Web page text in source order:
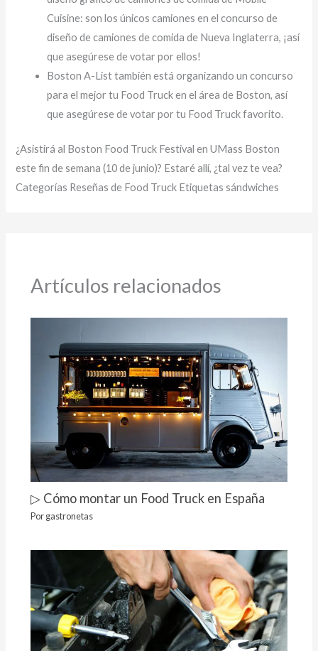
Cuisine: son los únicos camiones en el concurso de
diseño de camiones de comida de Nueva Inglaterra, ¡así
que asegúrese de votar por ellos!
Boston A-List también está organizando un concurso
para el mejor tu Food Truck en el área de Boston, así
que asegúrese de votar por tu Food Truck favorito.
¿Asistirá al Boston Food Truck Festival en UMass Boston
este fin de semana (10 de junio)? Estaré allí, ¿tal vez te vea?
Categorías Reseñas de Food Truck Etiquetas sándwiches
Artículos relacionados
▷ Cómo montar un Food Truck en España
Porgastronetas